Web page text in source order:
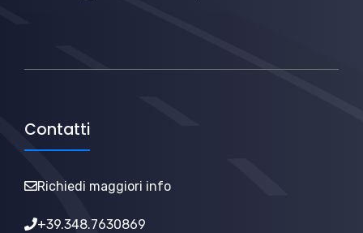
Contatti
Richiedi maggiori info
+39.348.7630869